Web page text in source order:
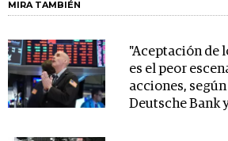
MIRA TAMBIÉN
"Aceptación de
es el peor
acciones,
Deutsche Bank